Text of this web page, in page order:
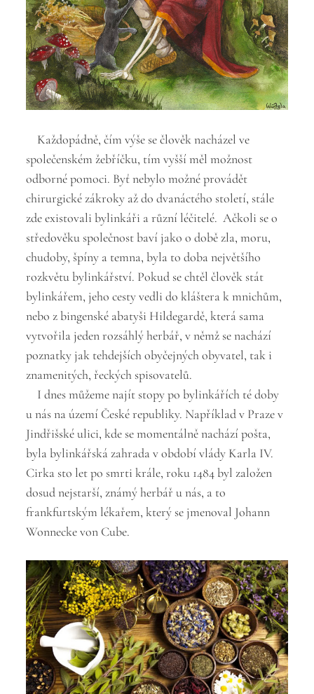
Každopádně, čím výše se člověk nacházel ve
společenském žebříčku, tím vyšší měl možnost
odborné pomoci. Byť nebylo možné provádět
chirurgické zákroky až do dvanáctého století, stále
zde existovali bylinkáři a různí léčitelé. Ačkoli se o
středověku společnost baví jako o době zla, moru,
chudoby, špíny a temna, byla to doba největšího
rozkvětu bylinkářství. Pokud se chtěl člověk stát
bylinkářem, jeho cesty vedli do kláštera k mnichům,
nebo z bingenské abatyši Hildegardě, která sama
vytvořila jeden rozsáhlý herbář, v němž se nachází
poznatky jak tehdejších obyčejných obyvatel, tak i
znamenitých, řeckých spisovatelů.
I dnes můžeme najít stopy po bylinkářích té doby
u nás na území České republiky. Například v Praze v
Jindřišské ulici, kde se momentálně nachází pošta,
byla bylinkářská zahrada v období vlády Karla IV.
Cirka sto let po smrti krále, roku 1484 byl založen
dosud nejstarší, známý herbář u nás, a to
frankfurtským lékařem, který se jmenoval Johann
Wonnecke von Cube.